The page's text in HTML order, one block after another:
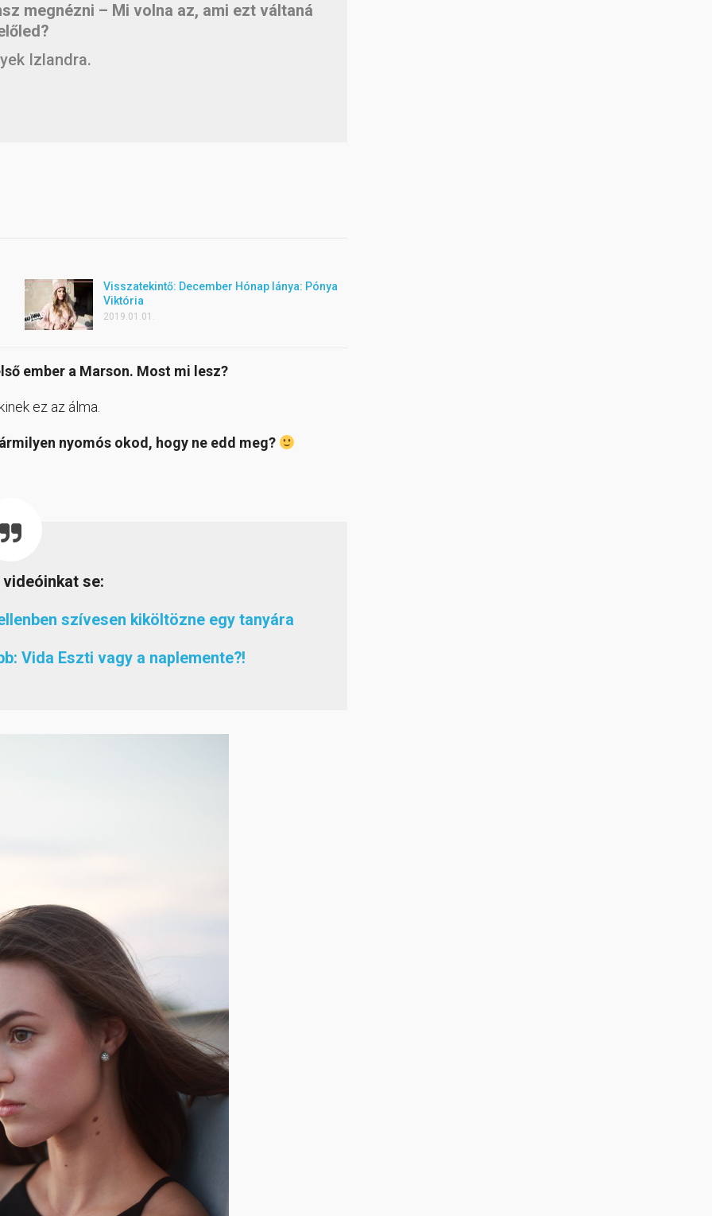
megnézni – Mi volna az, ami ezt váltaná
Izlandra.
Visszatekintő: December Hónap lánya: Pónya
Viktória
2019.01.01.
ember a Marson. Most mi lesz?
ez az álma.
nyomós okod, hogy ne edd meg?
videóinkat se:
szívesen kiköltözne egy tanyára
Vida Eszti vagy a naplemente?!